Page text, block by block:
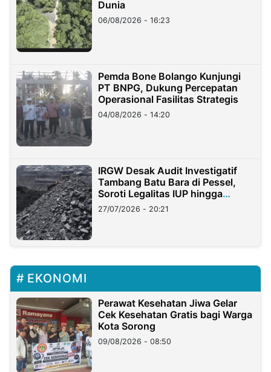
Dunia
06/08/2026 - 16:23
Pemda Bone Bolango Kunjungi
PT BNPG, Dukung Percepatan
Operasional Fasilitas Strategis
04/08/2026 - 14:20
IRGW Desak Audit Investigatif
Tambang Batu Bara di Pessel,
Soroti Legalitas IUP hingga
Stockpile
27/07/2026 - 20:21
EKONOMI
Perawat Kesehatan Jiwa Gelar
Cek Kesehatan Gratis bagi Warga
Kota Sorong
09/08/2026 - 08:50